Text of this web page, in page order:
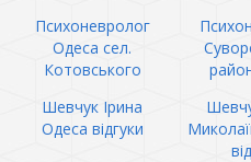
Психоневролог
Одеса сел.
Котовського
Шевчук Ірина
Одеса відгуки